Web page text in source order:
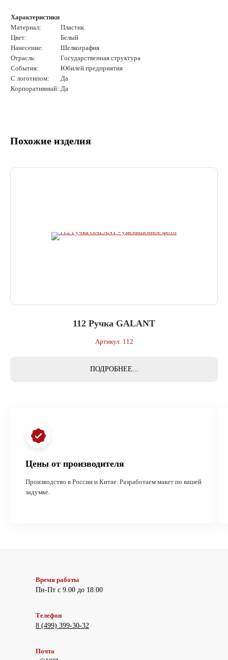
Характеристики
Материал:
Пластик
Цвет:
Белый
Нанесение:
Шелкография
Отрасль:
Государственная структура
События:
Юбилей предприятия
С логотипом:
Да
Корпоративный: Да
Похожие изделия
112 Ручка GALANT
Артикул: 112
ПОДРОБНЕЕ...
Цены от производителя
Производство в России и Китае. Разработаем макет по вашей
задумке.
Время работы
Пн-Пт с 9.00 до 18.00
Телефон
8 (499) 399-30-32
Почта